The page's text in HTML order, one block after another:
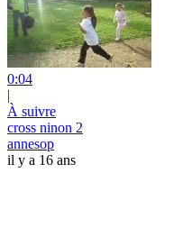
0:04
|
À suivre
cross ninon 2
annesop
il y a 16 ans